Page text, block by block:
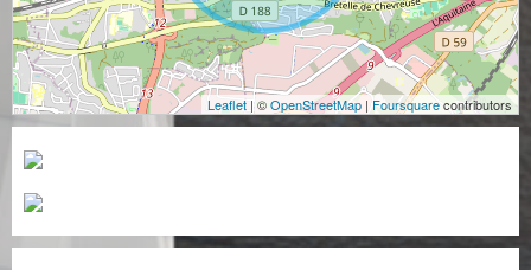
Leaflet | ©OpenStreetMap | Foursquarecontributors